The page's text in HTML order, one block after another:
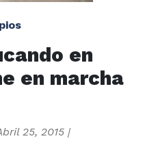
en
en marcha
25, 2015 |